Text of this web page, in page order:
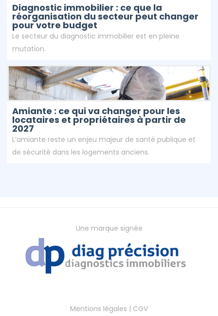
Diagnostic immobilier : ce que la
réorganisation du secteur peut changer
pour votre budget
Le secteur du diagnostic immobilier est en pleine
mutation.
Amiante : ce qui va changer pour les
locataires et propriétaires à partir de
2027
L’amiante reste un enjeu majeur de santé publique et
de sécurité dans les logements anciens.
Une marque signée
Mentions légales | CGV